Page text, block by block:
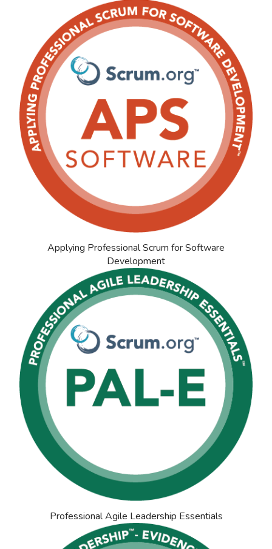
Applying Professional Scrum for Software
Development
Professional Agile Leadership Essentials